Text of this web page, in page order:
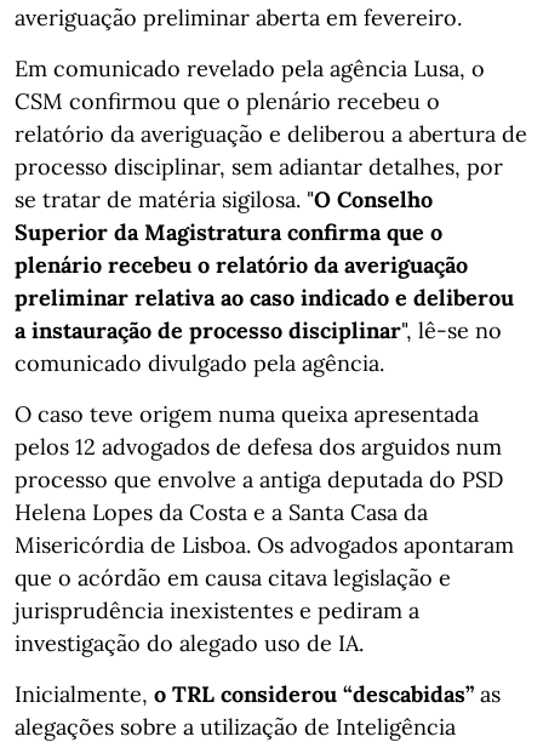
averiguação preliminar aberta em fevereiro.
Em comunicado revelado pela agência Lusa, o
CSM confirmou que o plenário recebeu o
relatório da averiguação e deliberou a abertura de
processo disciplinar, sem adiantar detalhes, por
se tratar de matéria sigilosa. "O Conselho
Superior da Magistratura confirma que o
plenário recebeu o relatório da averiguação
preliminar relativa ao caso indicado e deliberou
a instauração de processo disciplinar", lê-se no
comunicado divulgado pela agência.
O caso teve origem numa queixa apresentada
pelos 12 advogados de defesa dos arguidos num
processo que envolve a antiga deputada do PSD
Helena Lopes da Costa e a Santa Casa da
Misericórdia de Lisboa. Os advogados apontaram
que o acórdão em causa citava legislação e
jurisprudência inexistentes e pediram a
investigação do alegado uso de IA.
Inicialmente, o TRL considerou “descabidas” as
alegações sobre a utilização de Inteligência